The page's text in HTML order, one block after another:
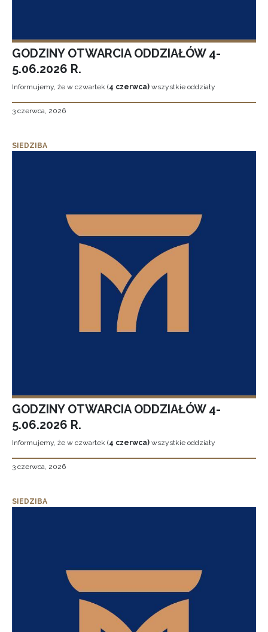
GODZINY OTWARCIA ODDZIAŁÓW 4-
5.06.2026 R.
Informujemy, że w czwartek (4 czerwca) wszystkie oddziały
3 czerwca, 2026
SIEDZIBA
GODZINY OTWARCIA ODDZIAŁÓW 4-
5.06.2026 R.
Informujemy, że w czwartek (4 czerwca) wszystkie oddziały
3 czerwca, 2026
SIEDZIBA